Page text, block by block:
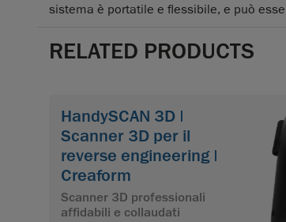
sistema è portatile e flessibile, e può
RELATED PRODUCTS
HandySCAN 3D |
Scanner 3D per il
reverse engineering |
Creaform
Scanner 3D professionali
affidabili e collaudati